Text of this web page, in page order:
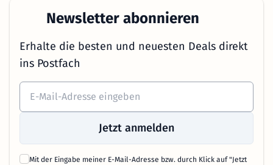
Newsletter abonnieren
Erhalte die besten und neuesten Deals direkt
ins Postfach
Jetzt anmelden
Mit der Eingabe meiner E-Mail-Adresse bzw. durch Klick auf "Jetzt